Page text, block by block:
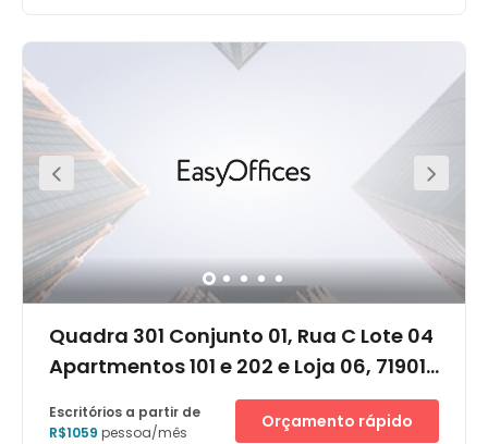
Quadra 301 Conjunto 01, Rua C Lote 04
Apartmentos 101 e 202 e Loja 06, 71901-
Escritórios a partir de
R$1059 pessoa/mês
Orçamento rápido